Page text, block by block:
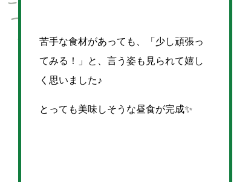
苦手な食材があっても、「少し頑張っ
てみる！」と、言う姿も見られて嬉し
く思いました♪
とっても美味しそうな昼食が完成✨